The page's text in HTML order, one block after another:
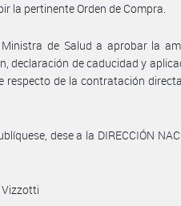
la pertinente Orden de Compra.
Ministra de Salud a aprobar la
declaración de caducidad y
de la contratación
dese a la DIRECCIÓN